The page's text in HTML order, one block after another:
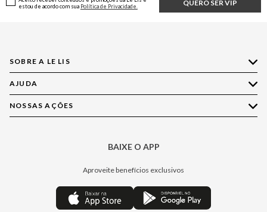
QUERO SER VIP
estou de acordo com sua Política de Privacidade.
SOBRE A LE LIS
Quem Somos
Nossas Lojas
Política de Privacidade
Central de Preferências
AJUDA
Compre pelo WhatsApp
Central de Relacionamento
Regulamentos
NOSSAS AÇÕES
BAIXE O APP
Aproveite benefícios exclusivos